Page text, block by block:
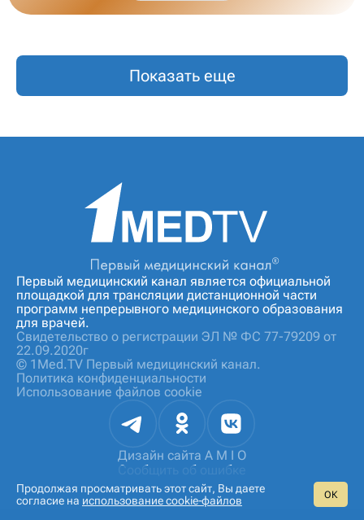
Показать еще
Первый медицинский канал является официальной
площадкой для трансляции дистанционной части
программ непрерывного медицинского образования
для врачей.
Свидетельство о регистрации ЭЛ № ФС 77-79209 от
22.09.2020г
© 1Med.TV Первый медицинский канал.
Политика конфиденциальности
Использование файлов cookie
Дизайн сайта A M I O
Сообщить об ошибке
Продолжая просматривать этот сайт, Вы даете
согласие на использование cookie‑файлов ОК